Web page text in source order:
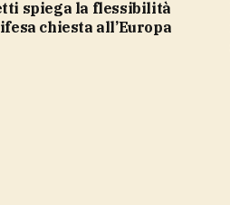
chiesta all’Europa